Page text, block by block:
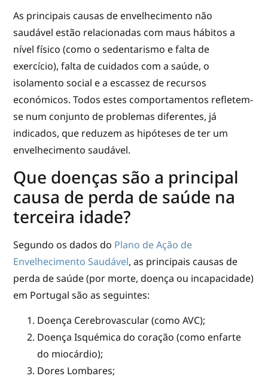
As principais causas de envelhecimento não
saudável estão relacionadas com maus hábitos a
nível físico (como o sedentarismo e falta de
exercício), falta de cuidados com a saúde, o
isolamento social e a escassez de recursos
económicos. Todos estes comportamentos refletem-
se num conjunto de problemas diferentes, já
indicados, que reduzem as hipóteses de ter um
envelhecimento saudável.
Que doenças são a principal
causa de perda de saúde na
terceira idade?
Segundo os dados do Plano de Ação de
Envelhecimento Saudável, as principais causas de
perda de saúde (por morte, doença ou incapacidade)
em Portugal são as seguintes:
Doença Cerebrovascular (como AVC);
Doença Isquémica do coração (como enfarte
do miocárdio);
Dores Lombares;